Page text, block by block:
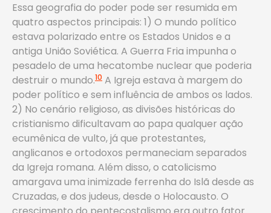
Essa geografia do poder pode ser resumida em
quatro aspectos principais: 1) O mundo político
estava polarizado entre os Estados Unidos e a
antiga União Soviética. A Guerra Fria impunha o
pesadelo de uma hecatombe nuclear que poderia
destruir o mundo.10 A Igreja estava à margem do
poder político e sem influência de ambos os lados.
2) No cenário religioso, as divisões históricas do
cristianismo dificultavam ao papa qualquer ação
ecumênica de vulto, já que protestantes,
anglicanos e ortodoxos permaneciam separados
da Igreja romana. Além disso, o catolicismo
amargava uma inimizade ferrenha do Islã desde as
Cruzadas, e dos judeus, desde o Holocausto. O